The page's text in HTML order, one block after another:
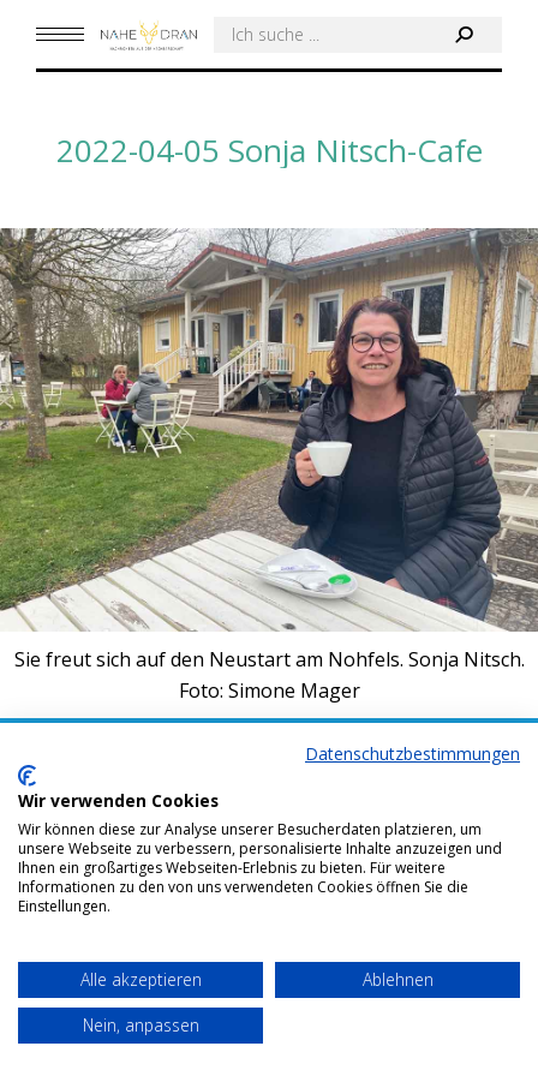
Search:
2022-04-05 Sonja Nitsch-Cafe
Sie freut sich auf den Neustart am Nohfels. Sonja Nitsch.
Foto: Simone Mager
Datenschutzbestimmungen
Wir verwenden Cookies
Wir können diese zur Analyse unserer Besucherdaten platzieren, um
unsere Webseite zu verbessern, personalisierte Inhalte anzuzeigen und
Ihnen ein großartiges Webseiten-Erlebnis zu bieten. Für weitere
Informationen zu den von uns verwendeten Cookies öffnen Sie die
Einstellungen.
Alle akzeptieren
Ablehnen
Nein, anpassen